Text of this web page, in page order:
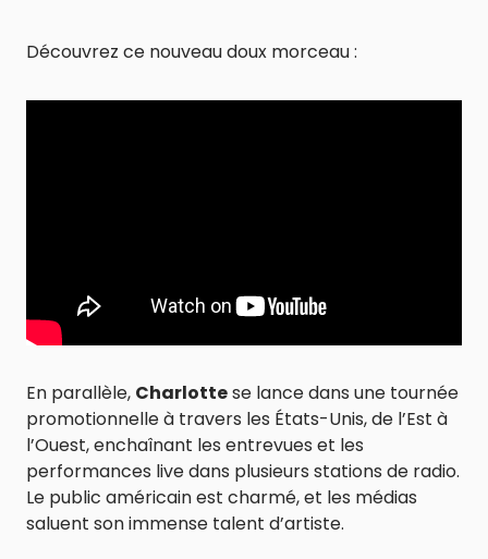
Découvrez ce nouveau doux morceau :
En parallèle, Charlottese lance dans une tournée
promotionnelle à travers les États-Unis, de l’Est à
l’Ouest, enchaînant les entrevues et les
performances live dans plusieurs stations de radio.
Le public américain est charmé, et les médias
saluent son immense talent d’artiste.